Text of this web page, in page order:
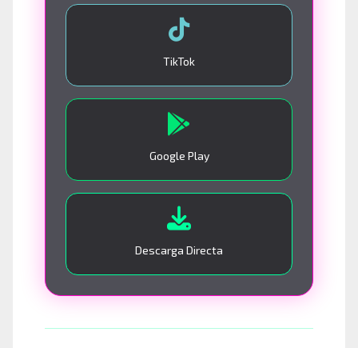
TikTok
Google Play
Descarga Directa